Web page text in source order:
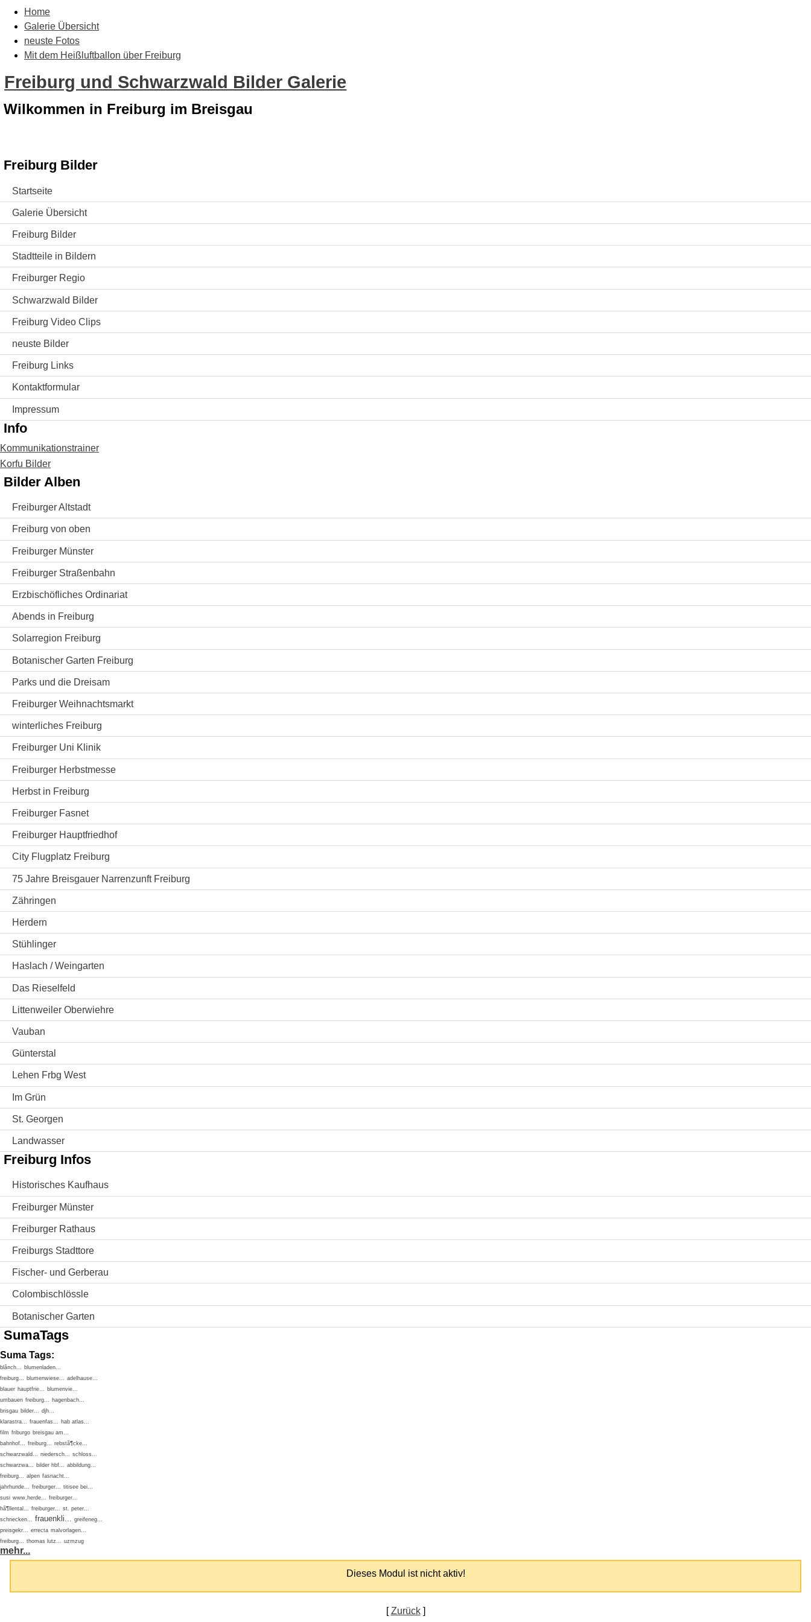
Home
Galerie Übersicht
neuste Fotos
Mit dem Heißluftballon über Freiburg
Freiburg und Schwarzwald Bilder Galerie
Wilkommen in Freiburg im Breisgau
Freiburg Bilder
Startseite
Galerie Übersicht
Freiburg Bilder
Stadtteile in Bildern
Freiburger Regio
Schwarzwald Bilder
Freiburg Video Clips
neuste Bilder
Freiburg Links
Kontaktformular
Impressum
Info
Kommunikationstrainer
Korfu Bilder
Bilder Alben
Freiburger Altstadt
Freiburg von oben
Freiburger Münster
Freiburger Straßenbahn
Erzbischöfliches Ordinariat
Abends in Freiburg
Solarregion Freiburg
Botanischer Garten Freiburg
Parks und die Dreisam
Freiburger Weihnachtsmarkt
winterliches Freiburg
Freiburger Uni Klinik
Freiburger Herbstmesse
Herbst in Freiburg
Freiburger Fasnet
Freiburger Hauptfriedhof
City Flugplatz Freiburg
75 Jahre Breisgauer Narrenzunft Freiburg
Zähringen
Herdern
Stühlinger
Haslach / Weingarten
Das Rieselfeld
Littenweiler Oberwiehre
Vauban
Günterstal
Lehen Frbg West
Im Grün
St. Georgen
Landwasser
Freiburg Infos
Historisches Kaufhaus
Freiburger Münster
Freiburger Rathaus
Freiburgs Stadttore
Fischer- und Gerberau
Colombischlössle
Botanischer Garten
SumaTags
Suma Tags:
blã¤ch... blumenladen...
freiburg... blumenwiese... adelhause...
blauer hauptfrie... blumenvie...
umbauen freiburg... hagenbach...
brisgau bilder... djh...
klarastra... frauenfas... hab atlas...
film friburgo breisgau am...
bahnhof... freiburg... rebstã¶cke...
schwarzwald... niedersch... schloss...
schwarzwa... bilder hbf... abbildung...
freiburg... alpen fasnacht...
jahrhunde... freiburger... titisee bei...
susi www,herde... freiburger...
hã¶llental... freiburger... st. peter...
schnecken... frauenkli... greifeneg...
preisgekr... errecta malvorlagen...
freiburg... thomas lutz... uzmzug
mehr...
Dieses Modul ist nicht aktiv!
Zurück]